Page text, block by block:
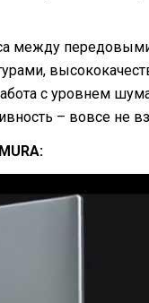
между
с уровнем
– вовсе не
: